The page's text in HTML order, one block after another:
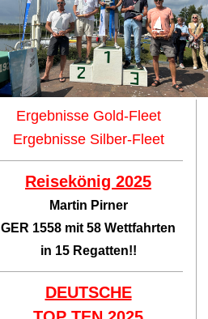
Ergebnisse Gold-Fleet
Ergebnisse Silber-Fleet
Reisekönig 2025
Martin Pirner
GER 1558 mit 58 Wettfahrten
in 15 Regatten!!
DEUTSCHE